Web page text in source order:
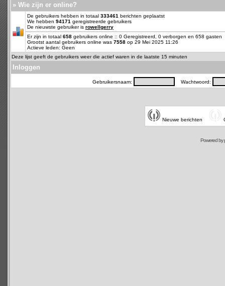
» Wie zijn er online?
De gebruikers hebben in totaal 333461 berichten geplaatst
We hebben 94171 geregistreerde gebruikers
De nieuwste gebruiker is rowellgerry
Er zijn in totaal 658 gebruikers online :: 0 Geregistreerd, 0 verborgen en 658
Grootst aantal gebruikers online was 7558 op 29 Mei 2025 11:26
Actieve leden: Geen
Deze lijst geeft de gebruikers weer die actief waren in de laatste 15 minuten
Inloggen
Gebruikersnaam: Wachtwoord:
Nieuwe berichten
Powered by